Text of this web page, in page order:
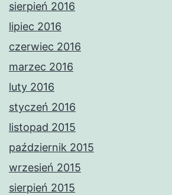
sierpień 2016
lipiec 2016
czerwiec 2016
marzec 2016
luty 2016
styczeń 2016
listopad 2015
październik 2015
wrzesień 2015
sierpień 2015